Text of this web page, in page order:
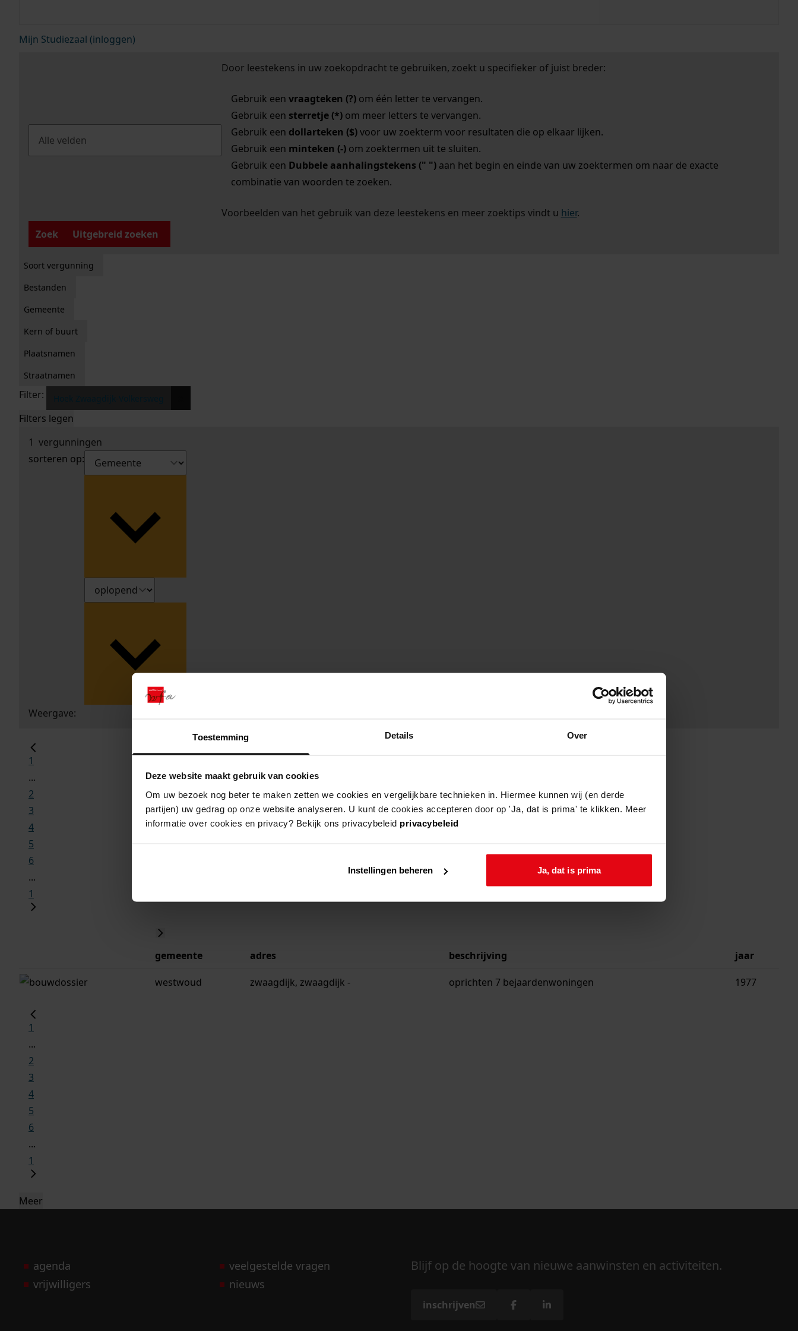
Toestemming Details Over
Deze website maakt gebruik van cookies
Om uw bezoek nog beter te maken zetten we cookies en vergelijkbare technieken in. Hiermee kunnen wij (en derde
partijen) uw gedrag op onze website analyseren. U kunt de cookies accepteren door op 'Ja, dat is prima' te klikken. Meer
informatie over cookies en privacy? Bekijk ons privacybeleid privacybeleid
Instellingen beheren Ja, dat is prima
Mijn Studiezaal (inloggen)
Door leestekens in uw zoekopdracht te gebruiken, zoekt u specifieker of juist breder:
Gebruik een vraagteken (?)om één letter te vervangen.
Gebruik een sterretje (*)om meer letters te vervangen.
Gebruik een dollarteken ($)voor uw zoekterm voor resultaten die op elkaar lijken.
Gebruik een minteken (-)om zoektermen uit te sluiten.
Gebruik een Dubbele aanhalingstekens (" ")aan het begin en einde van uw zoektermen om naar de exacte
combinatie van woorden te zoeken.
Voorbeelden van het gebruik van deze leestekens en meer zoektips vindt u hier.
Zoek
Uitgebreid zoeken
Soort vergunning
Bestanden
Gemeente
Kern of buurt
Plaatsnamen
Straatnamen
Filter:
Filters legen
1 vergunningen
sorteren op:
Weergave:
1
...
2
3
4
5
6
...
1
gemeente adres beschrijving jaar
westwoud zwaagdijk, zwaagdijk - oprichten 7 bejaardenwoningen 1977
1
...
2
3
4
5
6
...
1
Meer
agenda
vrijwilligers
veelgestelde vragen
nieuws
Blijf op de hoogte van nieuwe aanwinsten en activiteiten.
inschrijven